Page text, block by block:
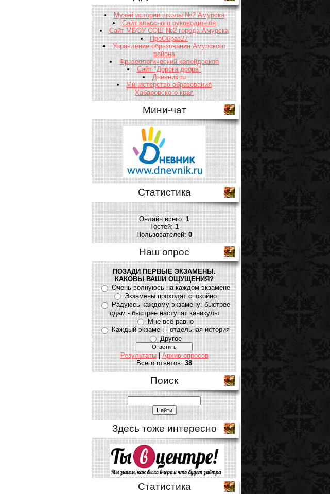
Музей истории школы №2 Амурска
Сайт классного руководителя
Сайт МБОУ СОШ №2 города Амурска
ПроОбраз27
Управление образования Амурского
района
Фразеологический калейдоскоп
Сайт "Дорога добра"
Дневник.ru
Министерство образования
Хабаровского края
Мини-чат
Статистика
Онлайн всего:1
Гостей:1
Пользователей:0
Наш опрос
ПОЗАДИ ПЕРВЫЕ ЭКЗАМЕНЫ.
КАКОВЫ ВАШИ ОЩУЩЕНИЯ?
Очень волнуюсь на каждом экзамене
Экзамены проходят спокойно
Радуюсь каждому экзамену: быстрее
сдам - быстрее наступят каникулы
Мне всё равно
Каждый экзамен - отдельная история
Другое
Результаты|Архив опросов
Всего ответов:38
Поиск
Здесь тоже интересно
Статистика